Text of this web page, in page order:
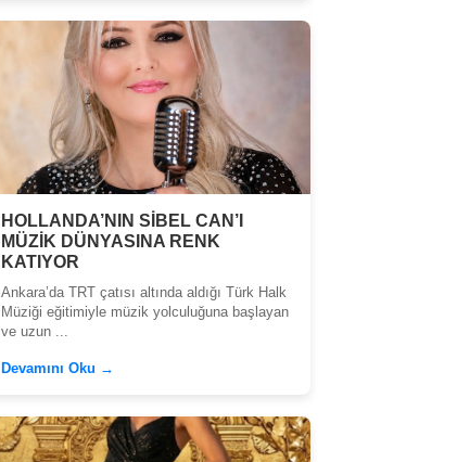
HOLLANDA’NIN SİBEL CAN’I
MÜZİK DÜNYASINA RENK
KATIYOR
Ankara’da TRT çatısı altında aldığı Türk Halk
Müziği eğitimiyle müzik yolculuğuna başlayan
ve uzun ...
Devamını Oku →